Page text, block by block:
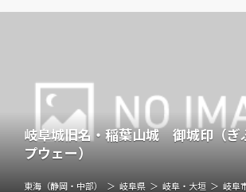
岐阜城旧名・稲葉山城 御城印（ぎ
プウェー）
東海（静岡・中部） 岐阜県 岐阜・大垣 岐阜